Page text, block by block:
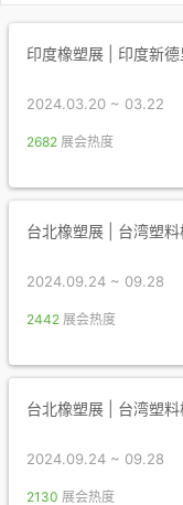
印度橡塑展 | 印度新
2024.03.20 ~ 03.22
2682 展会热度
台北橡塑展 | 台湾塑
2024.09.24 ~ 09.28
2442 展会热度
台北橡塑展 | 台湾塑
2024.09.24 ~ 09.28
2130 展会热度